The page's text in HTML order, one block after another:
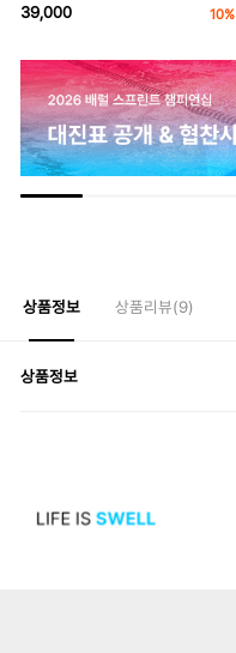
39,000
10%
상품정보 상품리뷰(9)
상품정보